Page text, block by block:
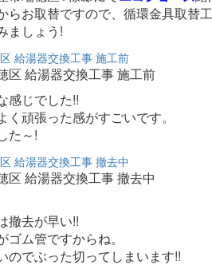
らお取替ですので、循環金具取替
ましょう!
区 給湯器交換工事 施工前
感じでした!!
く頑張った感がすごいです。
た～!
区 給湯器交換工事 撤去中
撤去が早い!!
ゴム管ですからね。
のでぶった切ってしまいます!!